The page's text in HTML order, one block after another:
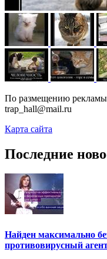
По размещению рекламы
trap_hall@mail.ru
Карта сайта
Последние
Найден максимально
противовирусный